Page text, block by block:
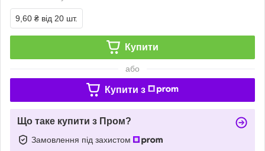
9,60 ₴ від 20 шт.
Купити
або
Купити з
Що таке купити з Пром?
Замовлення під захистом